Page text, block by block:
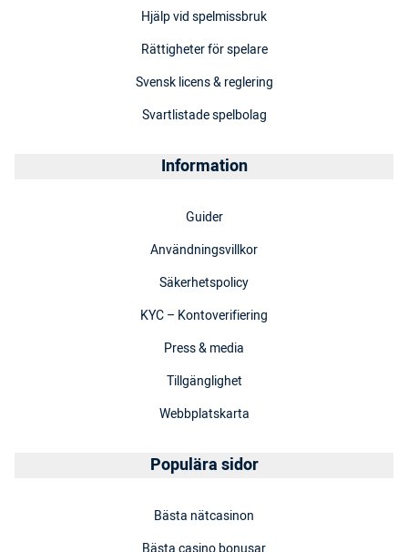
Hjälp vid spelmissbruk
Rättigheter för spelare
Svensk licens & reglering
Svartlistade spelbolag
Information
Guider
Användningsvillkor
Säkerhetspolicy
KYC – Kontoverifiering
Press & media
Tillgänglighet
Webbplatskarta
Populära sidor
Bästa nätcasinon